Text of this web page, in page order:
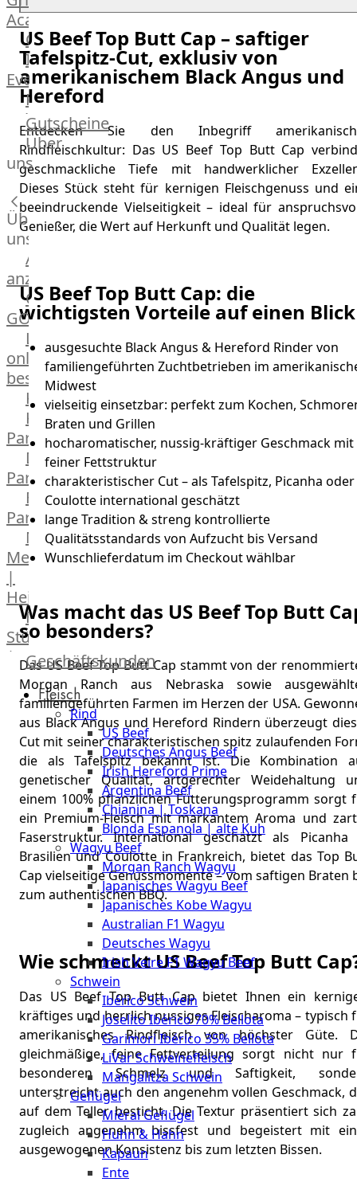
Academy
OTTO@Home
Individuelle
Events
Partner
Kalender
Gästehaus
Villa
Glanzstoff
Gutscheine
Über
uns
Über
uns
Alle
anzeigen
OTTO
GOURMET
Lebensmittel
online
bestellen
Karriere
Kochschul-
Partner
Depot-
Partner
Frischetheken-
Partner
Männer
Metzger
|
Heinsberg
Feinkost
Stüttgen
|
Düsseldorf
The
Meat
Club
Stuttgart
Geschäftskunden
Fleisch
Rind
US Beef
Deutsches Angus Beef
Irish Hereford Prime
Argentina Beef
Chianina | Toskana
Blonda Espanola | alte Kuh
Wagyu Beef
Morgan Ranch Wagyu
Japanisches Wagyu Beef
Japanisches Kobe Wagyu
Australian F1 Wagyu
Deutsches Wagyu
Irish Veire F1 Wagyu Beef
Schwein
Ibérico Schwein
Joselito Ibérico 70% Bellota
Garimori Ibérico 35% Bellota
LiVar Schweinefleisch
Mangalitza Schwein
Geflügel
Miéral Geflügel
Huhn & Hahn
Kapaun
Ente
US Beef Top Butt Cap – saftiger
Tafelspitz-Cut, exklusiv von
amerikanischem Black Angus und
Hereford
Entdecken Sie den Inbegriff
Rindfleischkultur: Das US Beef Top Butt Cap
geschmackliche Tiefe mit handwerklicher
Dieses Stück steht für kernigen Fleischgenuss und
beeindruckende Vielseitigkeit – ideal für
Genießer, die Wert auf Herkunft und Qualität legen.
US Beef Top Butt Cap: die
wichtigsten Vorteile auf einen Blick
ausgesuchte Black Angus & Hereford Rinder von
familiengeführten Zuchtbetrieben im
Midwest
vielseitig einsetzbar: perfekt zum Kochen,
Braten und Grillen
hocharomatischer, nussig-kräftiger Geschmack mit
feiner Fettstruktur
charakteristischer Cut – als Tafelspitz, Picanha oder
Coulotte international geschätzt
lange Tradition & streng kontrollierte
Qualitätsstandards von Aufzucht bis Versand
Wunschlieferdatum im Checkout wählbar
Was macht das US Beef Top Butt
so besonders?
Das US Beef Top Butt Cap stammt von der
Morgan Ranch aus Nebraska sowie
familiengeführten Farmen im Herzen der USA.
aus Black Angus und Hereford Rindern überzeugt
Cut mit seiner charakteristischen spitz zulaufenden
die als Tafelspitz bekannt ist. Die Kombination
genetischer Qualität, artgerechter Weidehaltung
einem 100% pflanzlichen Fütterungsprogramm sorgt
ein Premium-Fleisch mit markantem Aroma und
Faserstruktur. International geschätzt als Picanha
Brasilien und Coulotte in Frankreich, bietet das Top
Cap vielseitige Genussmomente – vom saftigen Braten
zum authentischen BBQ.
Wie schmeckt US Beef Top Butt
Das US Beef Top Butt Cap bietet Ihnen ein
kräftiges und herrlich nussiges Fleischaroma – typisch
amerikanisches Rindfleisch von höchster Güte.
gleichmäßige, feine Fettverteilung sorgt nicht nur
besonderen Schmelz und Saftigkeit,
unterstreicht auch den angenehm vollen Geschmack,
auf dem Teller besticht. Die Textur präsentiert sich
zugleich angenehm bissfest und begeistert mit
ausgewogenen Konsistenz bis zum letzten Bissen.